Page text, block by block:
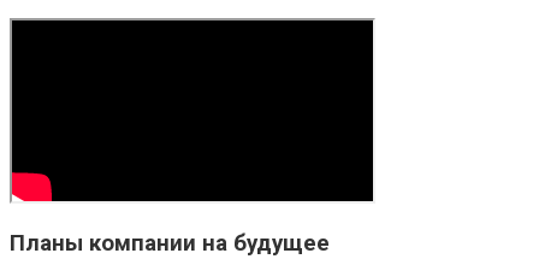
Планы компании на будущее